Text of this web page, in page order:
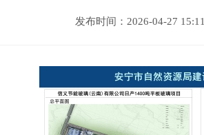
发布时间：2026-04-27 15:11